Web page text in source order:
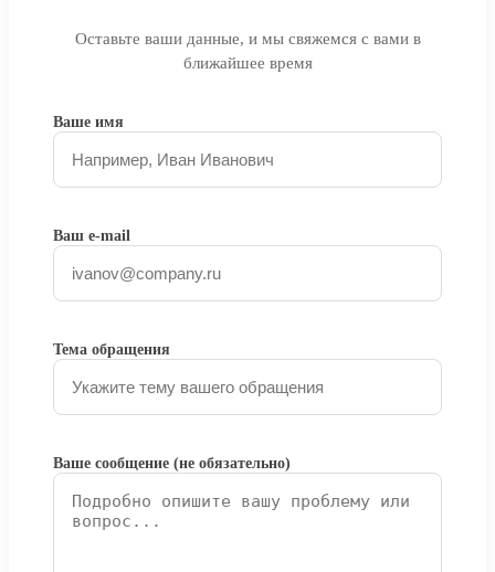
Оставьте ваши данные, и мы свяжемся с вами в
ближайшее время
Ваше имя
Ваш e-mail
Тема обращения
Ваше сообщение (не обязательно)